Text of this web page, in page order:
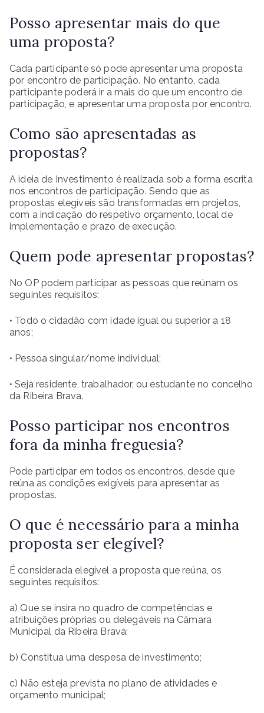
Posso apresentar mais do que
uma proposta?
Cada participante só pode apresentar uma proposta
por encontro de participação. No entanto, cada
participante poderá ir a mais do que um encontro de
participação, e apresentar uma proposta por encontro.
Como são apresentadas as
propostas?
A ideia de Investimento é realizada sob a forma escrita
nos encontros de participação. Sendo que as
propostas elegíveis são transformadas em projetos,
com a indicação do respetivo orçamento, local de
implementação e prazo de execução.
Quem pode apresentar propostas?
No OP podem participar as pessoas que reúnam os
seguintes requisitos:
• Todo o cidadão com idade igual ou superior a 18
anos;
• Pessoa singular/nome individual;
• Seja residente, trabalhador, ou estudante no concelho
da Ribeira Brava.
Posso participar nos encontros
fora da minha freguesia?
Pode participar em todos os encontros, desde que
reúna as condições exigíveis para apresentar as
propostas.
O que é necessário para a minha
proposta ser elegível?
É considerada elegível a proposta que reúna, os
seguintes requisitos:
a) Que se insira no quadro de competências e
atribuições próprias ou delegáveis na Câmara
Municipal da Ribeira Brava;
b) Constitua uma despesa de investimento;
c) Não esteja prevista no plano de atividades e
orçamento municipal;